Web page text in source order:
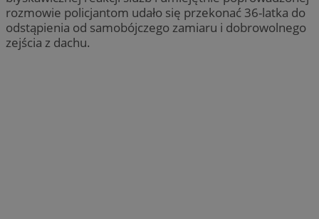
rozmowie policjantom udało się przekonać 36-latka do
odstąpienia od samobójczego zamiaru i dobrowolnego
zejścia z dachu.